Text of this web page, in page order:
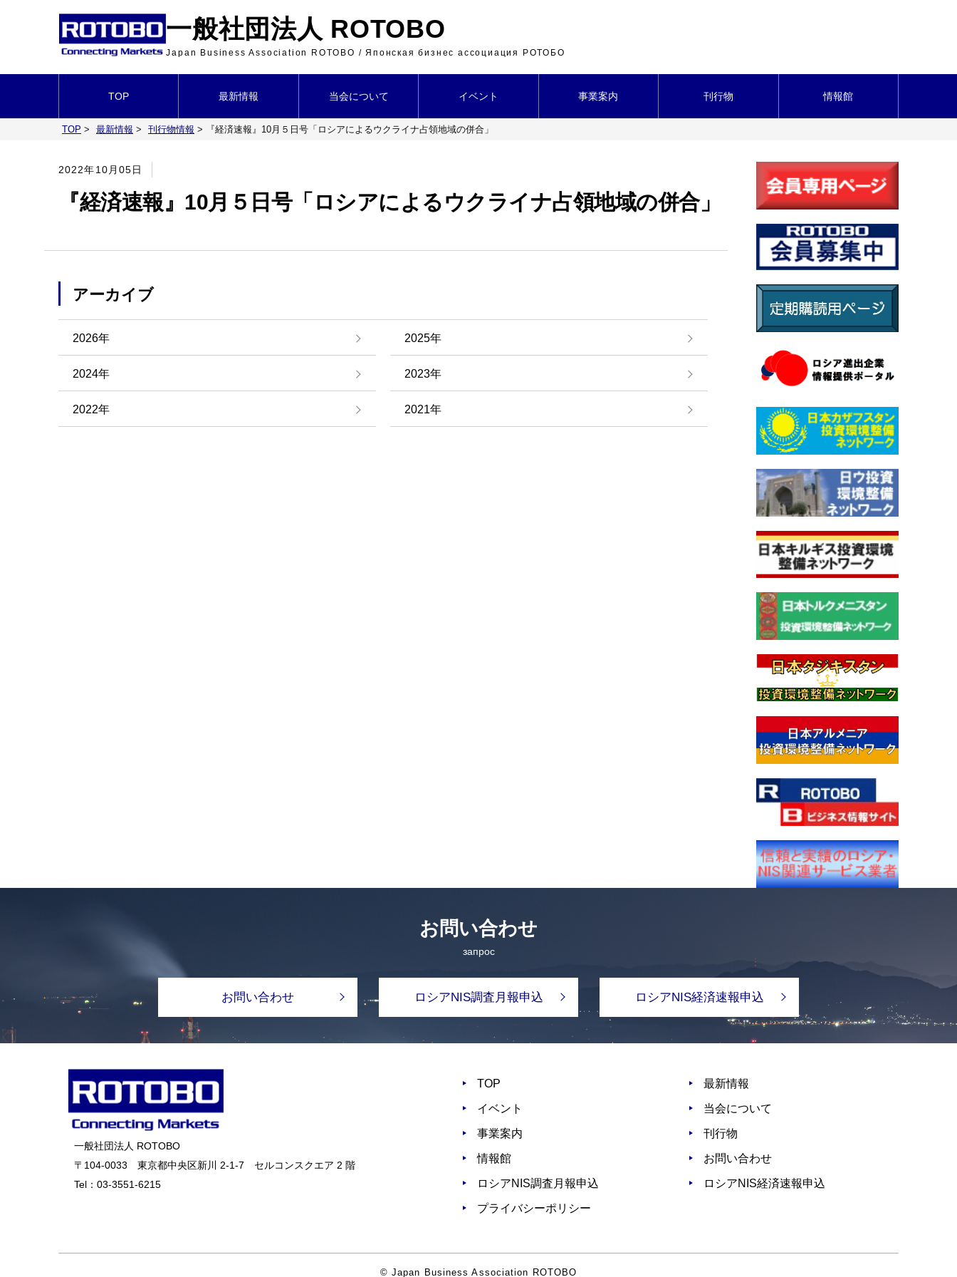
一般社団法人 ROTOBO
Japan Business Association ROTOBO / Японская бизнес ассоциация РОТОБО
TOP 最新情報 当会について イベント 事業案内 刊行物 情報館
TOP > 最新情報 > 刊行物情報 > 『経済速報』10月５日号「ロシアによるウクライナ占領地域の併合」
2022年10月05日
『経済速報』10月５日号「ロシアによるウクライナ占領地域の併合」
アーカイブ
2026年 2025年
2024年 2023年
2022年 2021年
お問い合わせ
запрос
お問い合わせ ロシアNIS調査月報申込 ロシアNIS経済速報申込
一般社団法人 ROTOBO
〒104-0033 東京都中央区新川 2-1-7 セルコンスクエア 2 階
Tel： 03-3551-6215
TOP 最新情報
イベント 当会について
事業案内 刊行物
情報館 お問い合わせ
ロシアNIS調査月報申込 ロシアNIS経済速報申込
プライバシーポリシー
© Japan Business Association ROTOBO